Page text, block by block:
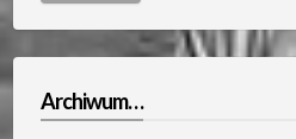
Archiwum…